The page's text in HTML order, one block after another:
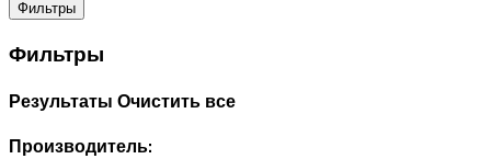
Фильтры
Фильтры
Результаты Очистить все
Производитель: